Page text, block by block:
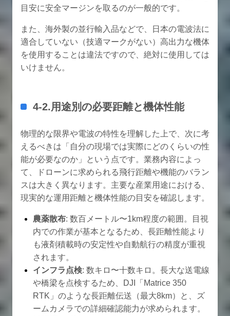
目安に安全マージンを取るのが一般的です。
また、海外製の並行輸入品などで、日本の電波法に
適合していない（技適マークがない）高出力な機体
を使用することは違法ですので、絶対に使用しては
いけません。
4-2.用途別の必要距離と機体性能
物理的な限界や電波の特性を理解した上で、次に考
えるべきは「自分の現場では実際にどのくらいの性
能が必要なのか」という点です。業務内容によっ
て、ドローンに求められる飛行距離や機能のバラン
スは大きく異なります。主要な産業用途における、
現実的な運用距離と機体性能の目安を確認します。
農薬散布: 数百メートル〜1km程度の範囲。目視
内での作業が基本となるため、長距離性能より
も液剤積載時の安定性や自動航行の精度が重視
されます。
インフラ点検: 数キロ〜十数キロ。長大な送電線
や橋梁を点検するため、DJI「Matrice 350
RTK」のような長距離伝送（最大8km）と、ズ
ームカメラでの詳細確認能力が求められます。